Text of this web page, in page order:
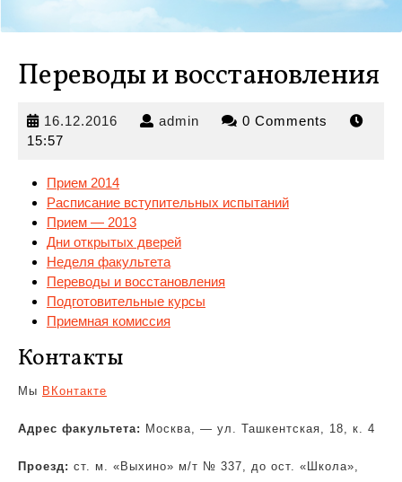
Переводы и восстановления
16.12.2016 16.12.2016
admin admin 0 Comments
15:57
Прием 2014
Расписание вступительных испытаний
Прием — 2013
Дни открытых дверей
Неделя факультета
Переводы и восстановления
Подготовительные курсы
Приемная комиссия
Контакты
Мы ВКонтакте
Адрес факультета: Москва, — ул. Ташкентская, 18, к. 4
Проезд: ст. м. «Выхино» м/т № 337, до ост. «Школа»,